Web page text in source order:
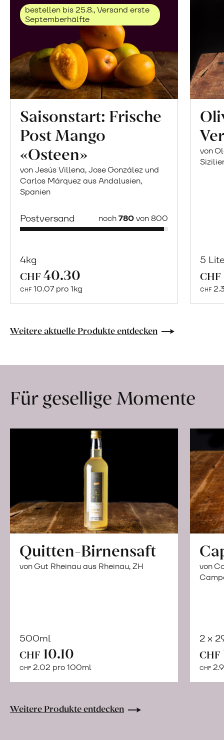
bestellen bis 25.8., Versand erste
Septemberhälfte
Saisonstart: Frische
Post Mango
«Osteen»
von Jesús Villena, Jose González und
Carlos Márquez aus Andalusien,
Spanien
Postversand noch780von 800
4kg
CHF 40.30
CHF 10.07 pro 1kg
Naturbelassene
Lebensmittel
Hof
erfahren
von
5
CHF
CHF
Weitere aktuelle Produkte entdecken
Für gesellige Momente
Quitten-Birnensaft
von Gut Rheinau aus Rheinau, ZH
500ml
CHF 10.10
CHF 2.02 pro 100ml
Warenkorb
von
2 x
CHF
CHF
Weitere Produkte entdecken